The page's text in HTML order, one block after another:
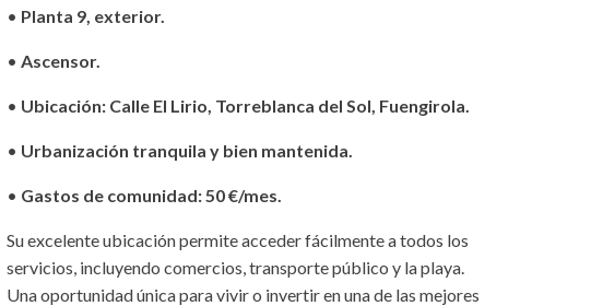
• Planta 9, exterior.
• Ascensor.
• Ubicación: Calle El Lirio, Torreblanca del Sol, Fuengirola.
• Urbanización tranquila y bien mantenida.
• Gastos de comunidad: 50 €/mes.
Su excelente ubicación permite acceder fácilmente a todos los
servicios, incluyendo comercios, transporte público y la playa.
Una oportunidad única para vivir o invertir en una de las mejores